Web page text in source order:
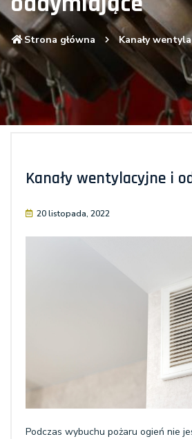
Strona główna Kanały
Kanały wentylacyjne i
20 listopada, 2022
Podczas wybuchu pożaru ogień nie